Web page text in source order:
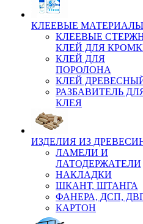
КЛЕЕВЫЕ МАТЕРИАЛЫ
КЛЕЕВЫЕ
КЛЕЙ ДЛЯ
КЛЕЙ ДЛЯ
ПОРОЛОНА
КЛЕЙ
РАЗБАВИТЕЛЬ
КЛЕЯ
ИЗДЕЛИЯ ИЗ
ЛАМЕЛИ И
ЛАТОДЕРЖАТЕЛИ
НАКЛАДКИ
ШКАНТ, ШТАНГА
ФАНЕРА, ДСП,
КАРТОН